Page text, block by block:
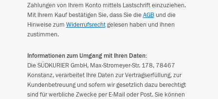
Zahlungen von Ihrem Konto mittels Lastschrift einzuziehen.
Mit Ihrem Kauf bestätigen Sie, dass Sie dieAGBund die
Hinweise zum Widerrufsrechtgelesen haben und ihnen
zustimmen.
Informationen zum Umgang mit Ihren Daten:
Die SÜDKURIER GmbH, Max-Stromeyer-Str. 178, 78467
Konstanz, verarbeitet Ihre Daten zur Vertragserfüllung, zur
Kundenbetreuung und sofern wir gesetzlich dazu berechtigt
sind für werbliche Zwecke per E-Mail oder Post. Sie können